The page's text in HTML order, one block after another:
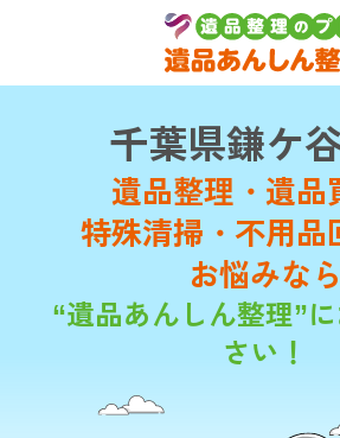
千葉県鎌ケ
遺品整理・遺品
特殊清掃・不用品
お悩みなら
“遺品あんしん整理”
さい！